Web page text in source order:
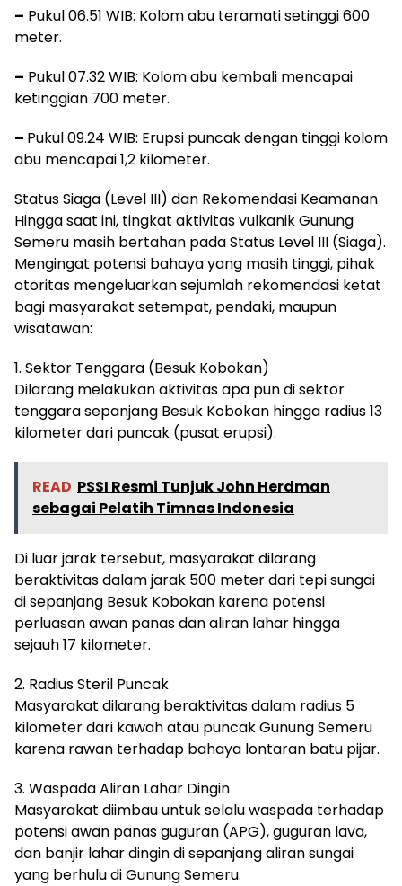
– Pukul 06.51 WIB: Kolom abu teramati setinggi 600
meter.
– Pukul 07.32 WIB: Kolom abu kembali mencapai
ketinggian 700 meter.
– Pukul 09.24 WIB: Erupsi puncak dengan tinggi kolom
abu mencapai 1,2 kilometer.
Status Siaga (Level III) dan Rekomendasi Keamanan
Hingga saat ini, tingkat aktivitas vulkanik Gunung
Semeru masih bertahan pada Status Level III (Siaga).
Mengingat potensi bahaya yang masih tinggi, pihak
otoritas mengeluarkan sejumlah rekomendasi ketat
bagi masyarakat setempat, pendaki, maupun
wisatawan:
1. Sektor Tenggara (Besuk Kobokan)
Dilarang melakukan aktivitas apa pun di sektor
tenggara sepanjang Besuk Kobokan hingga radius 13
kilometer dari puncak (pusat erupsi).
READ PSSI Resmi Tunjuk John Herdman
sebagai Pelatih Timnas Indonesia
Di luar jarak tersebut, masyarakat dilarang
beraktivitas dalam jarak 500 meter dari tepi sungai
di sepanjang Besuk Kobokan karena potensi
perluasan awan panas dan aliran lahar hingga
sejauh 17 kilometer.
2. Radius Steril Puncak
Masyarakat dilarang beraktivitas dalam radius 5
kilometer dari kawah atau puncak Gunung Semeru
karena rawan terhadap bahaya lontaran batu pijar.
3. Waspada Aliran Lahar Dingin
Masyarakat diimbau untuk selalu waspada terhadap
potensi awan panas guguran (APG), guguran lava,
dan banjir lahar dingin di sepanjang aliran sungai
yang berhulu di Gunung Semeru.